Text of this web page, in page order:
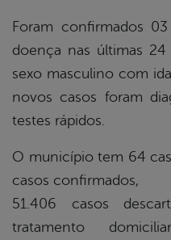
Foram confirmados
doença nas últimas
sexo masculino com
novos casos foram
testes rápidos.
O município tem 64
casos confirmados,
51.406 casos
tratamento